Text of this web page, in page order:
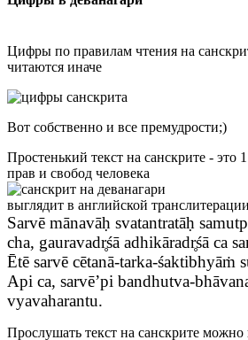
Цифры по правилам чтения на
читаются иначе
Вот собственно и все премудрости;)
Простенький текст на санскрите - это
прав и свобод человека
выглядит в английской
Sarvē mānavāḥ svatantratāḥ
cha, gauravadr̥śā adhikāradr̥śā ca
Ētē sarvē cētanā-tarka-śaktibhyāṁ
Api ca, sarvē’pi bandhutva-
vyavaharantu.
Прослушать текст на санскрите можно